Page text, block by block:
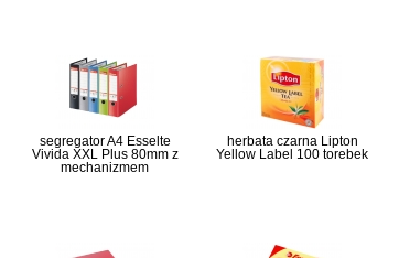
segregator A4 Esselte
Vivida XXL Plus 80mm z
mechanizmem
herbata czarna Lipton
Yellow Label 100 torebek